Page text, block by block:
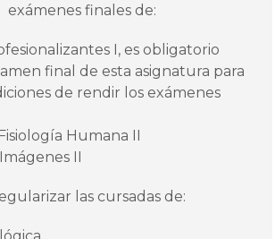
exámenes finales de:
I, es obligatorio
final de esta asignatura para
de rendir los exámenes
Humana II
II
las cursadas de: